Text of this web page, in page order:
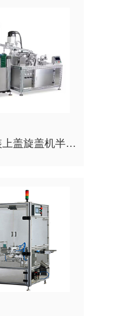
美缝剂400ml灌装上盖旋盖机半自动双头PU胶水玻璃胶灌装旋盖线